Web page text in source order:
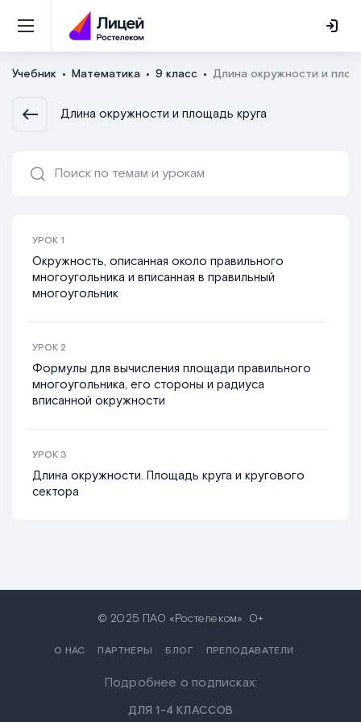
Учебник Математика 9 класс Длина окружности и
Длина окружности и площадь круга
УРОК 1
Окружность, описанная около правильного
многоугольника и вписанная в правильный
многоугольник
УРОК 2
Формулы для вычисления площади правильного
многоугольника, его стороны и радиуса
вписанной окружности
УРОК 3
Длина окружности. Площадь круга и кругового
сектора
© 2025 ПАО «Ростелеком». 0+
О НАС ПАРТНЕРЫ БЛОГ ПРЕПОДАВАТЕЛИ
Подробнее о подписках:
ДЛЯ 1-4 КЛАССОВ